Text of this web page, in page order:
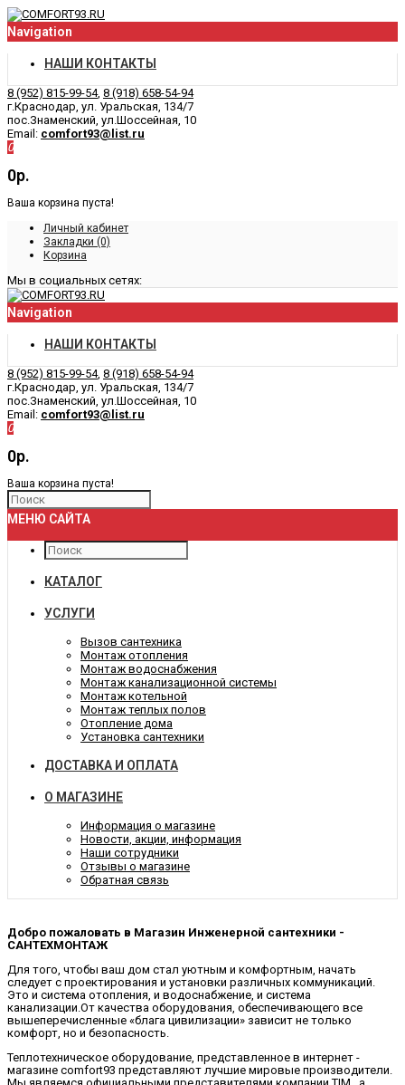
Navigation
НАШИ КОНТАКТЫ
8 (952) 815-99-54, 8 (918) 658-54-94
г.Краснодар, ул. Уральская, 134/7
пос.Знаменский, ул.Шоссейная, 10
Email: comfort93@list.ru
0
0р.
Ваша корзина пуста!
Личный кабинет
Закладки (0)
Корзина
Мы в социальных сетях:
Navigation
НАШИ КОНТАКТЫ
8 (952) 815-99-54, 8 (918) 658-54-94
г.Краснодар, ул. Уральская, 134/7
пос.Знаменский, ул.Шоссейная, 10
Email: comfort93@list.ru
0
0р.
Ваша корзина пуста!
МЕНЮ САЙТА
КАТАЛОГ
УСЛУГИ
Вызов сантехника
Монтаж отопления
Монтаж водоснабжения
Монтаж канализационной системы
Монтаж котельной
Монтаж теплых полов
Отопление дома
Установка сантехники
ДОСТАВКА И ОПЛАТА
О МАГАЗИНЕ
Информация о магазине
Новости, акции, информация
Наши сотрудники
Отзывы о магазине
Обратная связь
Добро пожаловать в Магазин Инженерной сантехники -
САНТЕХМОНТАЖ
Для того, чтобы ваш дом стал уютным и комфортным, начать
следует с проектирования и установки различных коммуникаций.
Это и система отопления, и водоснабжение, и система
канализации.От качества оборудования, обеспечивающего все
вышеперечисленные «блага цивилизации» зависит не только
комфорт, но и безопасность.
Теплотехническое оборудование, представленное в интернет -
магазине comfort93 представляют лучшие мировые производители.